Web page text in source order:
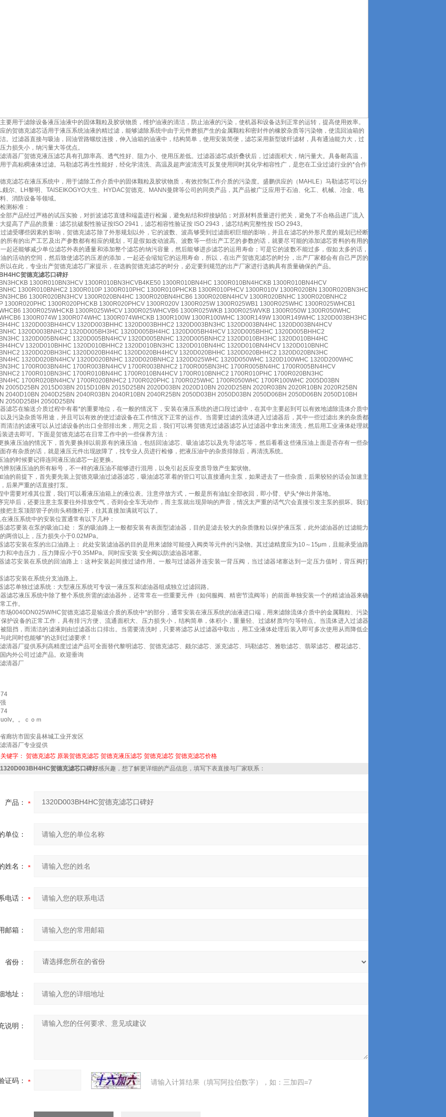
要用于滤除设备液压油液中的固体颗粒及胶状物质，维护油液的清洁，防止油液的污染，使机器和设备达到正常的运转，提高使用效率。
的贺德克滤芯适用于液压系统油液的精过滤，能够滤除系统中由于元件磨损产生的金属颗粒和密封件的橡胶杂质等污染物，使流回油箱的
。过滤器直接与吸油，回油管路螺纹连接，伸入油箱的油液中，结构简单，使用安装简便，滤芯采用新型玻纤滤材，具有通油能力大，过
力损失小，纳污量大等优点。
清器厂贺德克液压滤芯具有孔隙率高、透气性好、阻力小、使用压差低。过滤器滤芯成折叠状后，过滤面积大，纳污量大。具备耐高温，
于高粘稠液体过滤。马勒滤芯再生性能好，经化学清洗、高温及超声波清洗可反复使用同时其化学相容性广，是您在工业过滤行业的*合作
克滤芯在液压系统中，用于滤除工作介质中的固体颗粒及胶状物质，有效控制工作介质的污染度。盛鹏供应的（MAHLE）马勒滤芯可以分
颇尔、LH黎明、TAISEIKOGYO大生、HYDAC贺德克、MANN曼牌等公司的同类产品，其产品被广泛应用于石油、化工、机械、冶金、电
、消防设备等领域。
测标准：
部产品经过严格的试压实验，对折波滤芯直缝和端盖进行检漏，避免粘结和焊接缺陷；对原材料质量进行把关，避免了不合格品进厂流入
提高了产品的质量：滤芯抗破裂性验证按ISO 2941，滤芯相容性验证按 ISO 2943，滤芯结构完整性按 ISO 2943。
滤受哪些因素的影响，贺德克滤芯除了外形规划以外，它的波数、波高够受到过滤面积巨细的影响，并且在滤芯的外形尺度的规划已经断
所有的出产工艺及出产参数都有相应的规划，可是假如改动波高、波数等一些出产工艺的参数的话，就要尽可能的添加滤芯资料的有用的
起还能够减少单位滤芯外表的通量和添加整个滤芯的纳污容量，然后能够进步滤芯的运用寿命；可是它的波数不能过多，假如太多的话，
的活动的空间，然后致使滤芯的压差的添加，一起还会缩短它的运用寿命，所以，在出产贺德克滤芯的时分，出产厂家都会有自己严厉的
以在此，专业出产贺德克滤芯厂家提示，在选购贺德克滤芯的时分，必定要到规范的出产厂家进行选购具有质量确保的产品。
贺德克滤芯口碑好
1300R010BN3HCV 1300R010BN3HCVB4KE50 1300R010BN4HC 1300R010BN4HCKB 1300R010BN4HCV
1300R010BNHC2 1300R010P 1300R010PHC 1300R010PHCKB 1300R010PHCV 1300R010V 1300R020BN 1300R020BN3HC
1300R020BN3HCV 1300R020BN4HC 1300R020BN4HCB6 1300R020BN4HCV 1300R020BNHC 1300R020BNHC2
1300R020PHC 1300R020PHCKB 1300R020PHCV 1300R020V 1300R025W 1300R025WB1 1300R025WHC 1300R025WHCB1
1300R025WHCKB 1300R025WHCV 1300R025WHCVB6 1300R025WKB 1300R025WVKB 1300R050W 1300R050WHC
1300R074W 1300R074WHC 1300R074WHCKB 1300R100W 1300R100WHC 1300R149W 1300R149WHC 1320D003BH3HC
1320D003BH4HCV 1320D003BHHC 1320D003BHHC2 1320D003BN3HC 1320D003BN4HC 1320D003BN4HCV
1320D003BNHC2 1320D005BH3HC 1320D005BH4HC 1320D005BH4HCV 1320D005BHHC 1320D005BHHC2
1320D005BN4HC 1320D005BN4HCV 1320D005BNHC 1320D005BNHC2 1320D010BH3HC 1320D010BH4HC
1320D010BHHC 1320D010BHHC2 1320D010BN3HC 1320D010BN4HC 1320D010BN4HCV 1320D010BNHC
1320D020BH3HC 1320D020BH4HC 1320D020BH4HCV 1320D020BHHC 1320D020BHHC2 1320D020BN3HC
1320D020BN4HCV 1320D020BNHC 1320D020BNHC2 1320D025WHC 1320D050WHC 1320D100WHC 1320D200WHC
1700R003BN4HC 1700R003BN4HCV 1700R003BNHC2 1700R005BN3HC 1700R005BN4HC 1700R005BN4HCV
1700R010BN3HC 1700R010BN4HC 1700R010BN4HCV 1700R010BNHC2 1700R010PHC 1700R020BN3HC
1700R020BN4HCV 1700R020BNHC2 1700R020PHC 1700R025WHC 1700R050WHC 1700R100WHC 2005D03BN
2005D25BN 2015D03BN 2015D10BN 2015D25BN 2020D03BN 2020D10BN 2020D25BN 2020R03BN 2020R10BN 2020R25BN
2040D10BN 2040D25BN 2040R03BN 2040R10BN 2040R25BN 2050D03BH 2050D03BN 2050D06BH 2050D06BN 2050D10BH
2050D25BH 2050D25BN
滤芯在输送介质过程中有着*的重要地位，在一般的情况下，安装在液压系统的进口段过滤中，在其中主要起到可以有效地滤除流体介质中
及污染杂质等用途，并且可以有效的使过滤设备在工作情况下正常的运作。当需要过滤的流体进入过滤器后，其中一些过滤出来的杂质都
清洁的滤液可以从过滤设备的出口全部排出来，用完之后，我们可以将贺德克过滤器滤芯从过滤器中拿出来清洗，然后用工业液体处理就
进去即可。下面是贺德克滤芯在日常工作中的一些保养方法：
换液压油的情况下，首先要换掉以前原有的液压油，包括回油滤芯、吸油滤芯以及先导滤芯等，然后看看这些液压油上面是否存有一些杂
存有杂质的话，就是液压元件出现故障了，找专业人员进行检修，把液压油中的杂质排除后，再清洗系统。
油的时候要记得连同液压油滤芯一起更换。
辨别液压油的所有标号，不一样的液压油不能够进行混用，以免引起反应变质导致产生絮状物。
油的前提下，首先要先装上贺德克吸油过滤器滤芯，吸油滤芯罩着的管口可以直接通向主泵，如果进去了一些杂质，后果较轻的话会加速主
后果严重的话直接打泵。
中需要对准其位置，我们可以看液压油箱上的液位表。注意停放方式，一般是所有油缸全部收回，即小臂、铲头*伸出并落地。
完毕后，还要注意主泵要往外排放空气，否则会全车无动作，而主泵就出现异响的声音，情况太严重的话气穴会直接引发主泵的损坏。我们
把主泵顶部管子的街头稍微松开，往其直接加满就可以了。
液压系统中的安装位置通常有以下几种：
滤芯要装在泵的吸油口处： 泵的吸油路上一般都安装有表面型滤油器，目的是滤去较大的杂质微粒以保护液压泵，此外滤油器的过滤能力
两倍以上，压力损失小于0.02MPa。
滤芯安装在泵的出口油路上： 此处安装滤油器的目的是用来滤除可能侵入阀类等元件的污染物。其过滤精度应为10～15μm，且能承受油路
和冲击压力，压力降应小于0.35MPa。同时应安装 安全阀以防滤油器堵塞。
滤芯安装在系统的回油路上：这种安装起间接过滤作用。一般与过滤器并连安装一背压阀，当过滤器堵塞达到一定压力值时，背压阀打
滤芯安装在系统分支油路上。
滤芯单独过滤系统：大型液压系统可专设一液压泵和滤油器组成独立过滤回路。
芯液压系统中除了整个系统所需的滤油器外，还常常在一些重要元件（如伺服阀、精密节流阀等）的前面单独安装一个的精滤油器来确
工作。
场0040DN025W/HC贺德克滤芯是输送介质的系统中*的部分，通常安装在液压系统的油液进口端，用来滤除流体介质中的金属颗粒、污染
护设备的正常工作，具有排污方便、流通面积大、压力损失小，结构简单，体积小，重量轻、过滤材质均匀等特点。当流体进入过滤器
阻挡，而清洁的滤液则由过滤器出口排出。当需要清洗时，只要将滤芯从过滤器中取出，用工业液体处理后装入即可多次使用从而降低企
此同时也能够*的达到过滤要求！
清器厂提供系列高精度过滤产品可全面替代黎明滤芯、贺德克滤芯、颇尔滤芯、派克滤芯、玛勒滤芯、雅歌滤芯、翡翠滤芯、樱花滤芯、
内外公司过滤产品。欢迎垂询
清器厂
。。ｃｏｍ
廊坊市固安县林城工业开发区
清器厂专业提供
键字： 贺德克滤芯 原装贺德克滤芯 贺德克液压滤芯 贺德克滤芯 贺德克滤芯价格
1320D003BH4HC贺德克滤芯口碑好感兴趣，想了解更详细的产品信息，填写下表直接与厂家联系：
产品：
单位：
姓名：
电话：
邮箱：
省份：
地址：
说明：
证码： 请输入计算结果（填写阿拉伯数字），如：三加四=7